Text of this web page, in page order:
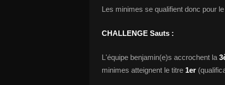
Les minimes se qualifient donc pour
CHALLENGE Sauts :
L'équipe benjamin(e)s accrochent la
minimes atteignent le titre 1er